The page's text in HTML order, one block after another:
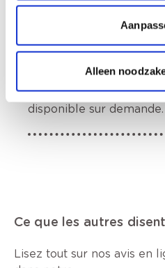
Alleen
Informations sur
mélange de: 5-chloro-
isothiazol-3-one et 2-
one (3:1). Peut produire
allergique., Fiche de
disponible sur demande.
Ce que les autres
Lisez tout sur nos avis en